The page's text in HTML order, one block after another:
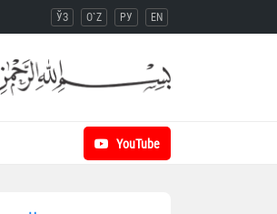
ЎЗ O`Z РУ EN
YouTube